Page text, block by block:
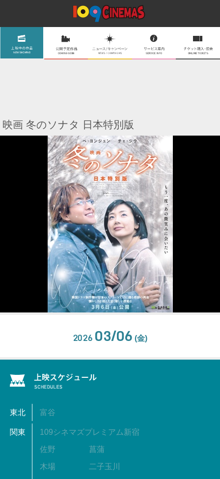
映画 冬のソナタ 日本特別版
2026 03/06 (金)
東北 富谷
関東 109シネマズプレミアム新宿
佐野 菖蒲
木場 二子玉川